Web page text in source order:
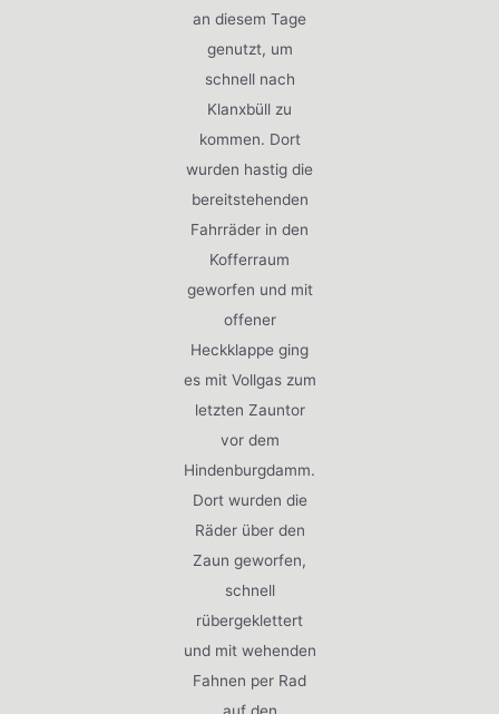
an diesem Tage
genutzt, um
schnell nach
Klanxbüll zu
kommen. Dort
wurden hastig die
bereitstehenden
Fahrräder in den
Kofferraum
geworfen und mit
offener
Heckklappe ging
es mit Vollgas zum
letzten Zauntor
vor dem
Hindenburgdamm.
Dort wurden die
Räder über den
Zaun geworfen,
schnell
rübergeklettert
und mit wehenden
Fahnen per Rad